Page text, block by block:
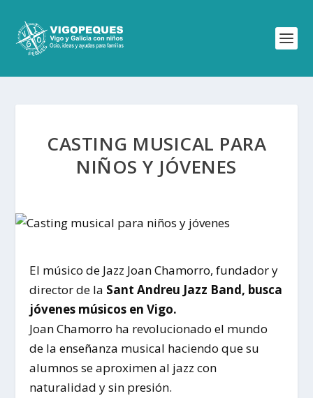
CASTING MUSICAL PARA
NIÑOS Y JÓVENES
El músico de Jazz Joan Chamorro, fundador y
director de la Sant Andreu Jazz Band, busca
jóvenes músicos en Vigo.
Joan Chamorro ha revolucionado el mundo
de la enseñanza musical haciendo que su
alumnos se aproximen al jazz con
naturalidad y sin presión.